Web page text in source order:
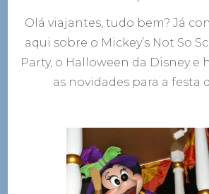
Olá viajantes, tudo bem? Já
aqui sobre o Mickey’s Not So
Party, o Halloween da Disney e
as novidades para a festa